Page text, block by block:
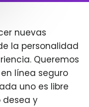
nuevas
la personalidad
Queremos
línea seguro
uno es libre
desea y